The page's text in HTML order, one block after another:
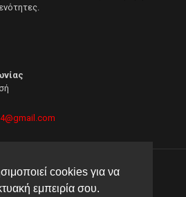
cookies για να
εμπειρία σου.
Με την επιφύλαξη κάθε νόμιμου